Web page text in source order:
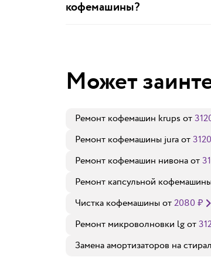
кофемашины?
Может
Ремонт кофемашин krups от
Ремонт кофемашины juraот3120
Ремонт кофемашин нивонаот
Ремонт капсульной
Чистка кофемашиныот2080₽
Ремонт микроволновки lgот
Замена амортизаторов на